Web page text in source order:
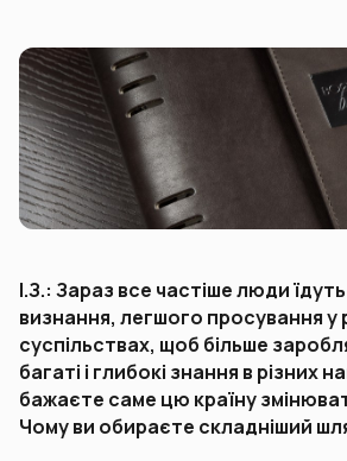
І.З.: Зараз все частіше люди
визнання, легшого просування у
суспільствах, щоб більше
багаті і глибокі знання в різних
бажаєте саме цю країну
Чому ви обираєте складніший